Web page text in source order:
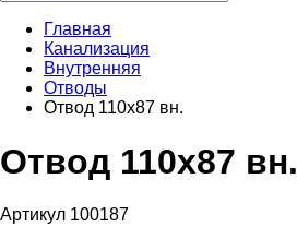
Главная
Канализация
Внутренняя
Отводы
Отвод 110х87 вн.
Отвод 110х87 вн.
Артикул 100187